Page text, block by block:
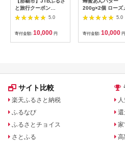
と旅行クーポン
（3,000円分）有効期
間3年（Eメール発
行）｜旅行 トラベル
予約 国内旅行 JTB 宿
泊 観光 体験 旅行券
人気 おすすめ 旅行ク
ン ネット予約 電話 有
5.0
寄付金額: 10,000 円
200g×2個 ローズ
[あんバター はち
つ 発酵バター
こ 水あめ不使用
田県 大仙市]
5.0
寄付金額: 10,000 円
サイト比較
楽天ふるさと納税
ふるなび
ふるさとチョイス
さとふる
還
家